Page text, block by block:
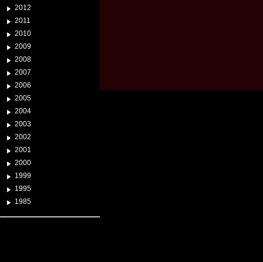
2012
2011
2010
2009
2008
2007
2006
2005
2004
2003
2002
2001
2000
1999
1995
1985